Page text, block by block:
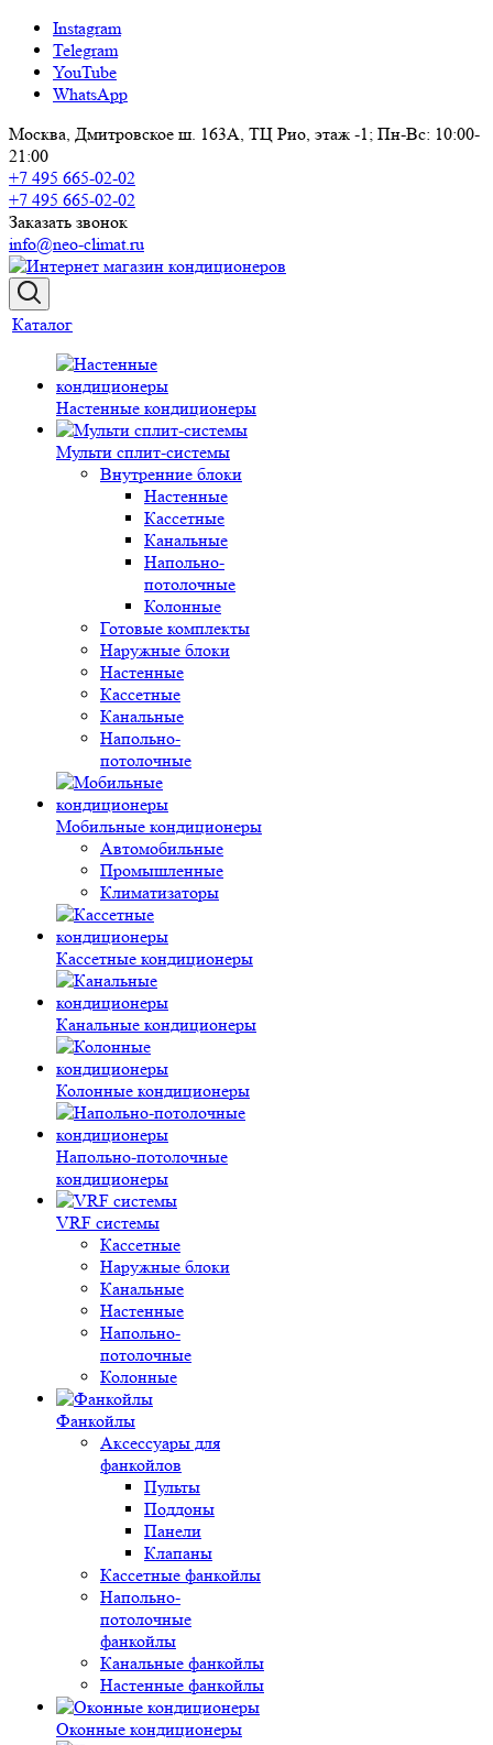
Instagram
Telegram
YouTube
WhatsApp
Москва, Дмитровское ш. 163А, ТЦ Рио, этаж -1; Пн-Вс: 10:00-
21:00
+7 495 665-02-02
+7 495 665-02-02
Заказать звонок
info@neo-climat.ru
Каталог
Настенные кондиционеры
Мульти сплит-системы
Внутренние блоки
Настенные
Кассетные
Канальные
Напольно-
потолочные
Колонные
Готовые комплекты
Наружные блоки
Настенные
Кассетные
Канальные
Напольно-
потолочные
Мобильные кондиционеры
Автомобильные
Промышленные
Климатизаторы
Кассетные кондиционеры
Канальные кондиционеры
Колонные кондиционеры
Напольно-потолочные
кондиционеры
VRF системы
Кассетные
Наружные блоки
Канальные
Настенные
Напольно-
потолочные
Колонные
Фанкойлы
Аксессуары для
фанкойлов
Пульты
Поддоны
Панели
Клапаны
Кассетные фанкойлы
Напольно-
потолочные
фанкойлы
Канальные фанкойлы
Настенные фанкойлы
Оконные кондиционеры